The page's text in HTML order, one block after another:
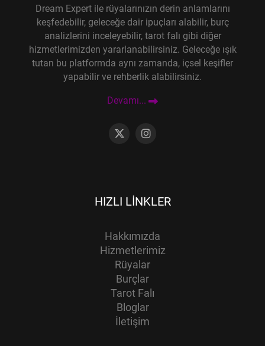
Dream Expert ile rüyalarınızın derin anlamlarını
keşfedebilir, geleceğe dair ipuçları alabilir, burç
analizlerini inceleyebilir, tarot falı gibi diğer
hizmetlerimizden yararlanabilirsiniz. Geleceğe ışık
tutan bu platformda aynı zamanda, içsel keşifler
yapabilir ve rehberlik alabilirsiniz.
Devamı...
HIZLI LINKLER
Hakkımızda
Hizmetlerimiz
Rüyalar
Burçlar
Tarot Falı
Bloglar
İletişim